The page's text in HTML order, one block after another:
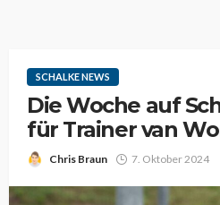
SCHALKE NEWS
Die Woche auf
für Trainer van
Chris Braun 7. Oktober 2024